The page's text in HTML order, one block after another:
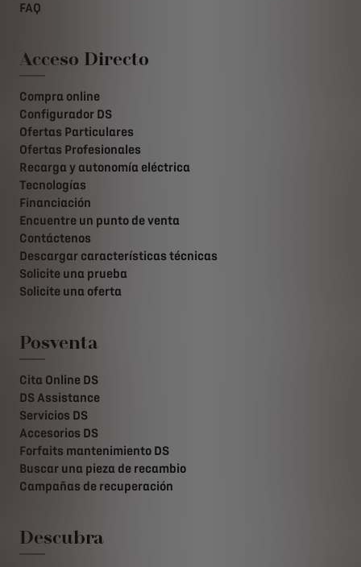
FAQ
Acceso Directo
Compra online
Configurador DS
Ofertas Particulares
Ofertas Profesionales
Recarga y autonomía eléctrica
Tecnologías
Financiación
Encuentre un punto de venta
Contáctenos
Descargar características técnicas
Solicite una prueba
Solicite una oferta
Posventa
Cita Online DS
DS Assistance
Servicios DS
Accesorios DS
Forfaits mantenimiento DS
Buscar una pieza de recambio
Campañas de recuperación
Descubra